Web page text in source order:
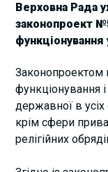
Верховна Рада
законопроект
Законопроектом
функціонування
державної в усіх
крім сфери
релігійних